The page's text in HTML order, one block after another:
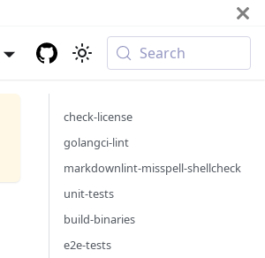
Search
check-license
golangci-lint
markdownlint-misspell-shellcheck
unit-tests
build-binaries
e2e-tests